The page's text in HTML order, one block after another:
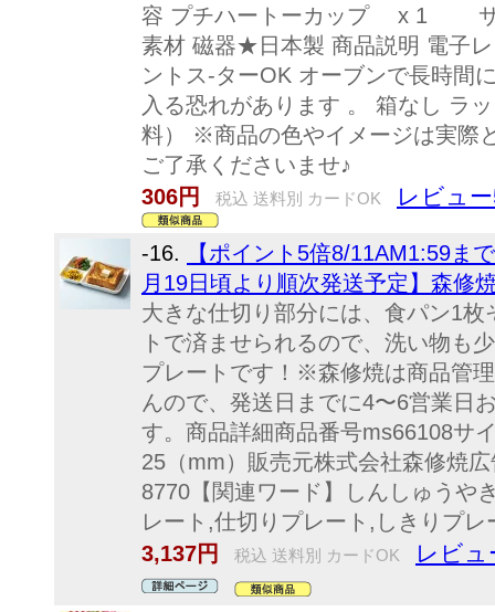
容 プチハートーカップ x 1 サ
素材 磁器★日本製 商品説明 電子
ントス-ターOK オーブンで長時間
入る恐れがあります 。 箱なし ラ
料） ※商品の色やイメージは実際
ご了承くださいませ♪
306円
税込 送料別 カードOK レビュ
-16.
【ポイント5倍8/11AM1:59ま
月19日頃より順次発送予定】森修
大きな仕切り部分には、食パン1
トで済ませられるので、洗い物も
プレートです！※森修焼は商品管
んので、発送日までに4〜6営業日
す。商品詳細商品番号ms66108サ
25（mm）販売元株式会社森修焼
8770【関連ワード】しんしゅうや
レート,仕切りプレート,しきりプレ
3,137円
税込 送料別 カードOK レビュ